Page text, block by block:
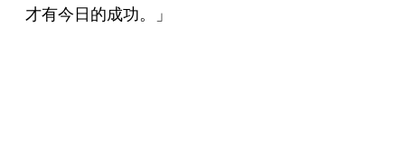
才有今日的成功。」